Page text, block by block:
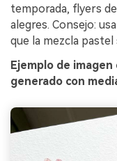
temporada, flyers
alegres. Consejo:
que la mezcla pastel
Ejemplo de
generado con